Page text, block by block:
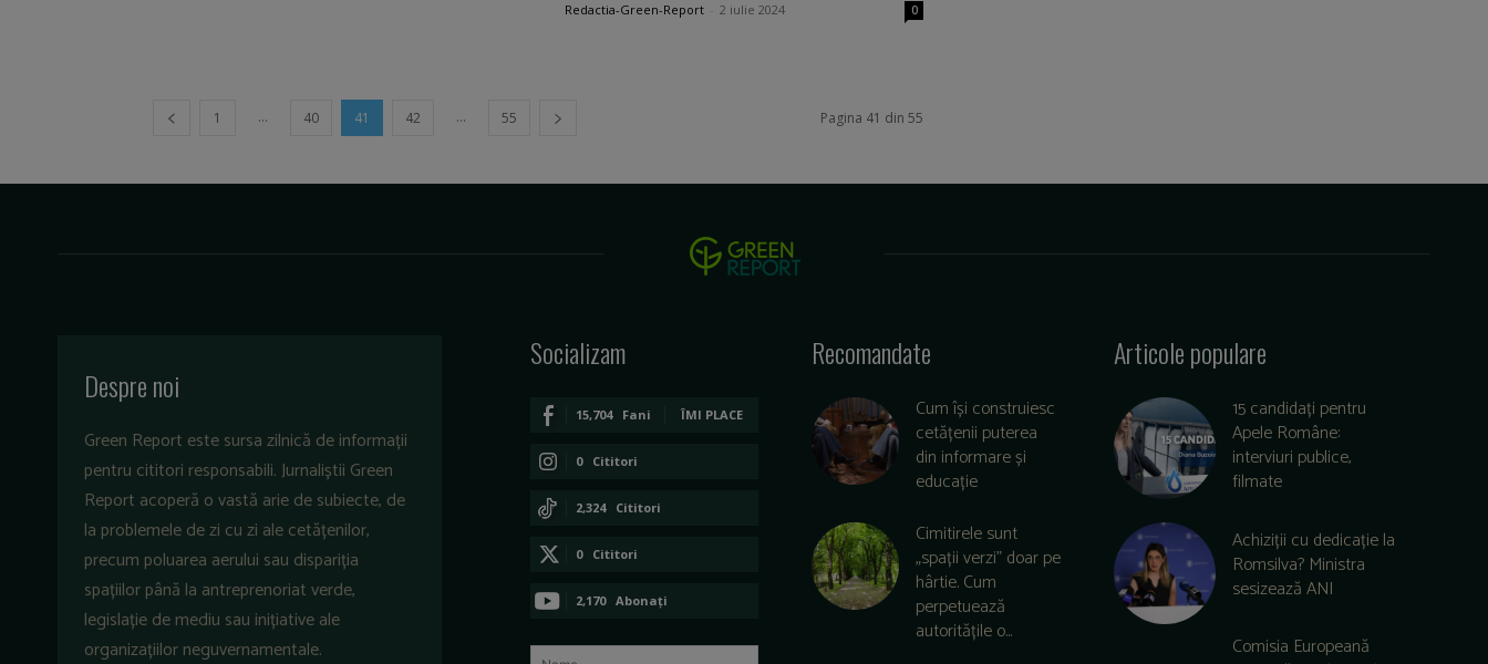
Redactia-Green-Report 2 iulie 2024 0
1 ... 40 41 42 ... 55 Pagina 41 din 55
Despre noi
Green Report este sursa zilnică de informații
pentru cititori responsabili. Jurnaliștii Green
Report acoperă o vastă arie de subiecte, de
la problemele de zi cu zi ale cetățenilor,
precum poluarea aerului sau dispariția
spațiilor până la antreprenoriat verde,
legislație de mediu sau inițiative ale
organizațiilor neguvernamentale.
Socializam
15,704 Fani ÎMI PLACE
0 Cititori
CONECTAȚI-VĂ
2,324 Cititori
0 Cititori
CONECTAȚI-VĂ
2,170 Abonați
ABONAȚI-VĂ
Recomandate
Cum își construiesc
cetățenii puterea
din informare și
educație
Cimitirele sunt
„spații verzi” doar pe
hârtie. Cum
perpetuează
autoritățile o...
Articole populare
15 candidați pentru
Apele Române:
interviuri publice,
filmate
Achiziții cu dedicație la
Romsilva? Ministra
sesizează ANI
Comisia Europeană